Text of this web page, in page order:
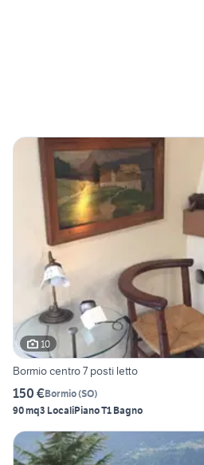
10
Bormio centro 7 posti letto
150 €Bormio(SO)
90 mq3 LocaliPiano T1 Bagno